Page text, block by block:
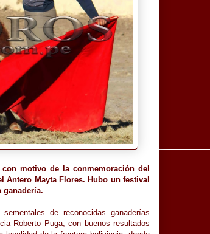
motivo de la conmemoración del
Mayta Flores. Hubo un festival
ganadería.
de reconocidas ganaderías
Roberto Puga, con buenos resultados